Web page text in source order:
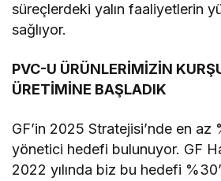
süreçlerdeki yalın faaliyetlerin
sağlıyor.
PVC-U ÜRÜNLERİMİZİN
ÜRETİMİNE BAŞLADIK
GF’in 2025 Stratejisi’nde en az
yönetici hedefi bulunuyor. GF
2022 yılında biz bu hedefi